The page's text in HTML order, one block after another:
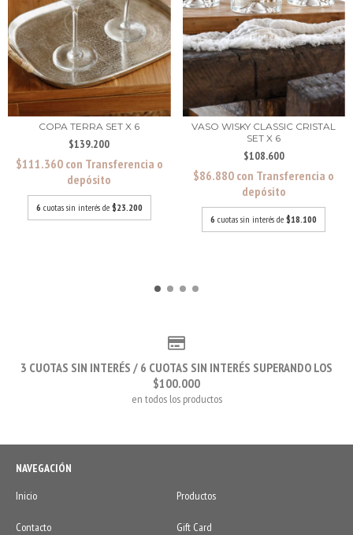
COPA TERRA SET X 6
$139.200
$111.360 con Transferencia o
depósito
6 cuotas sin interés de $23.200
VASO WISKY CLASSIC CRISTAL
SET X 6
$108.600
$86.880 con Transferencia o
depósito
6 cuotas sin interés de$18.100
3 CUOTAS SIN INTERÉS / 6 CUOTAS SIN INTERÉS SUPERANDO LOS
$100.000
en todos los productos
NAVEGACIÓN
Inicio
Productos
Contacto Gift Card